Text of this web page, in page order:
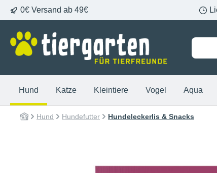
Zur Hauptnavigation springen
0€ Versand ab 49€
Hund Katze Kleintiere Vogel Aqua
Hund Hundefutter Hundeleckerlis & Snacks